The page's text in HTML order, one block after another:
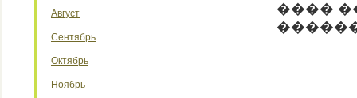
Август
Сентябрь
Октябрь
Ноябрь
����